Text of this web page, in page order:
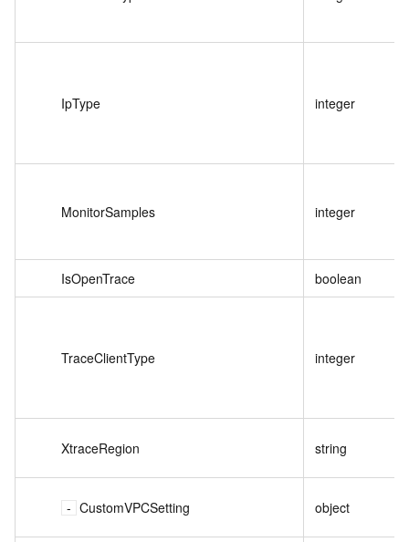
IpType integer
MonitorSamples integer
IsOpenTrace boolean
TraceClientType integer
XtraceRegion string
CustomVPCSetting object